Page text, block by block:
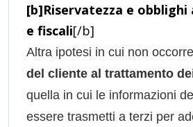
[b]Riservatezza e
e fiscali[/b]
Altra ipotesi in cui non
del cliente al trattamento
quella in cui le informazioni
essere trasmetti a terzi per